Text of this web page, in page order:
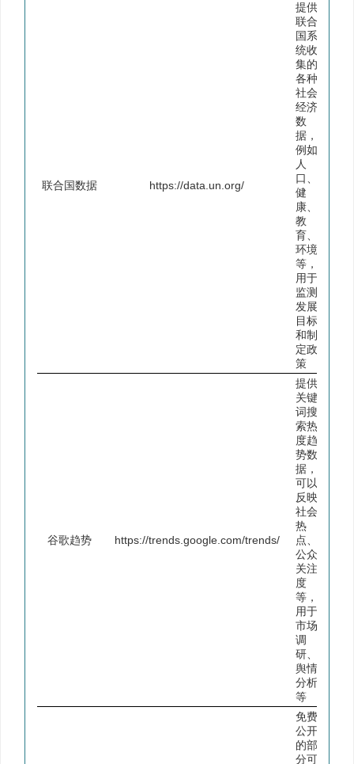
联合国数据 https://data.un.org/
提供
联合
国系
统收
集的
各种
社会
经济
数
据，
例如
人
口、
健
康、
教
育、
环境
等，
用于
监测
发展
目标
和制
定政
策
谷歌趋势 https://trends.google.com/trends/
提供
关键
词搜
索热
度趋
势数
据，
可以
反映
社会
热
点、
公众
关注
度
等，
用于
市场
调
研、
舆情
分析
等
免费
公开
的部
分可